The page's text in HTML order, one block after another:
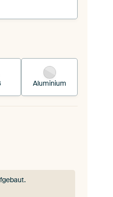
in deinen
Aluminium